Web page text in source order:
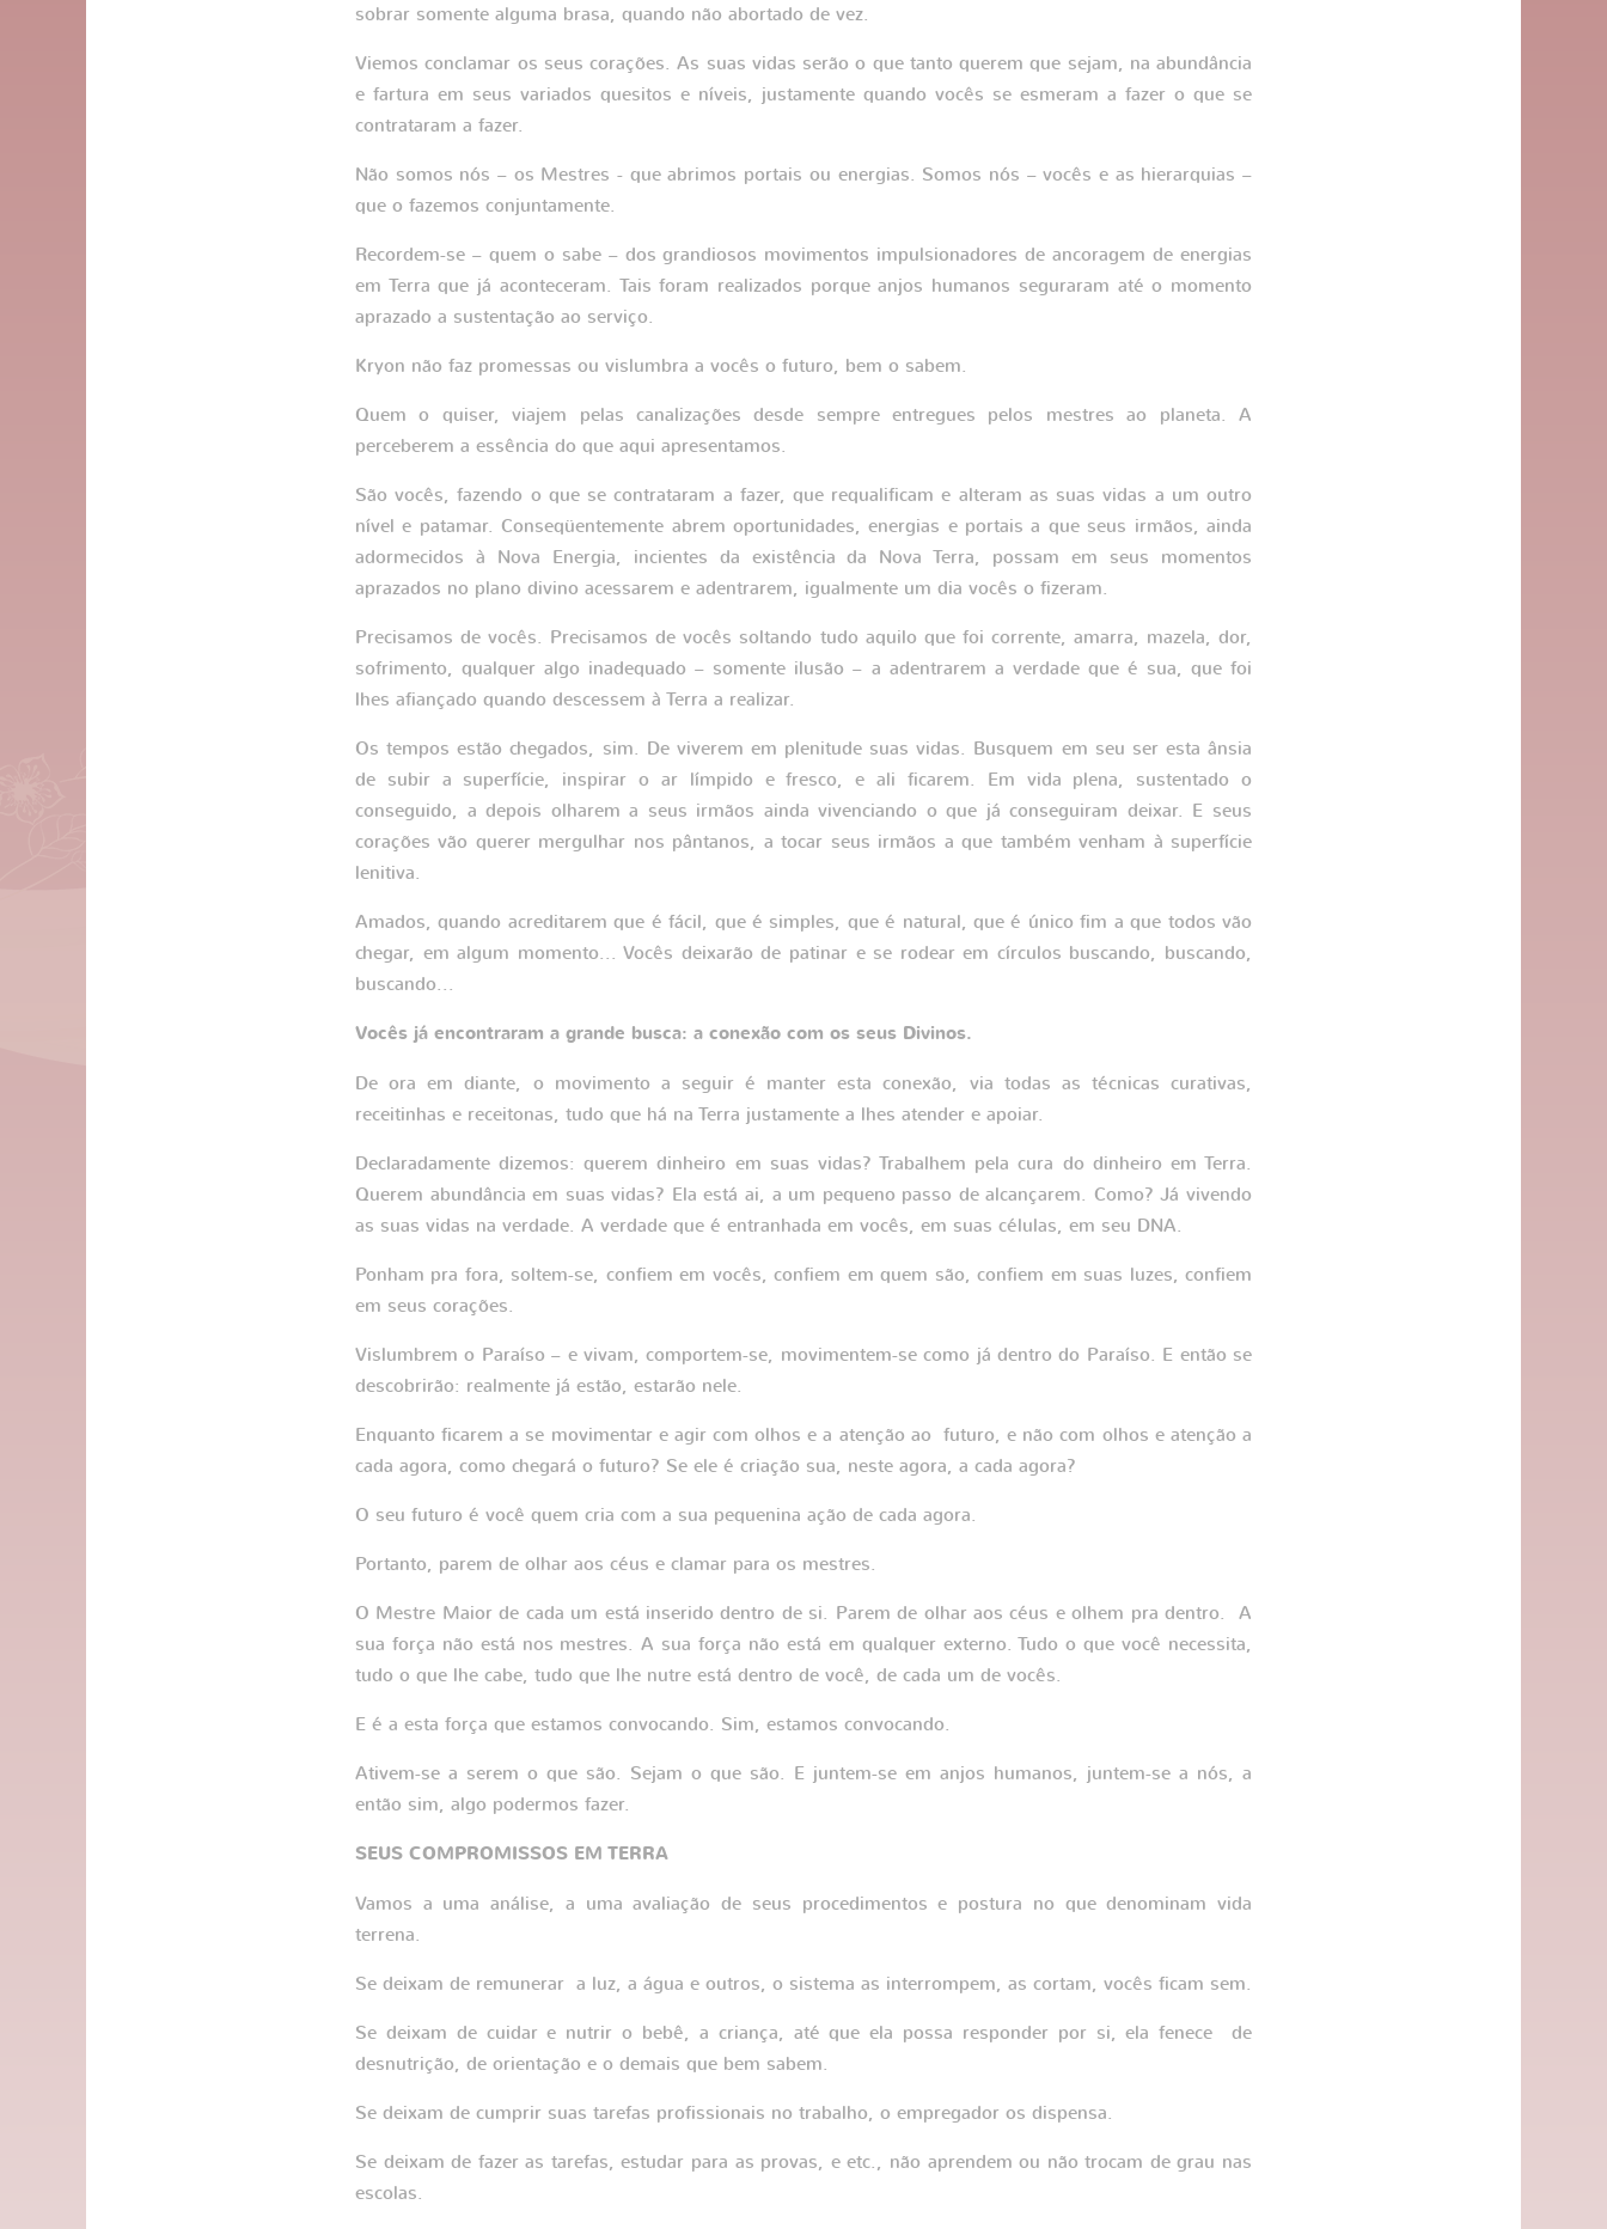
sobrar somente alguma brasa, quando não abortado de vez.
Viemos conclamar os seus corações. As suas vidas serão o que tanto querem que sejam, na abundância
e fartura em seus variados quesitos e níveis, justamente quando vocês se esmeram a fazer o que se
contrataram a fazer.
Não somos nós – os Mestres - que abrimos portais ou energias. Somos nós – vocês e as hierarquias –
que o fazemos conjuntamente.
Recordem-se – quem o sabe – dos grandiosos movimentos impulsionadores de ancoragem de energias
em Terra que já aconteceram. Tais foram realizados porque anjos humanos seguraram até o momento
aprazado a sustentação ao serviço.
Kryon não faz promessas ou vislumbra a vocês o futuro, bem o sabem.
Quem o quiser, viajem pelas canalizações desde sempre entregues pelos mestres ao planeta. A
perceberem a essência do que aqui apresentamos.
São vocês, fazendo o que se contrataram a fazer, que requalificam e alteram as suas vidas a um outro
nível e patamar. Conseqüentemente abrem oportunidades, energias e portais a que seus irmãos, ainda
adormecidos à Nova Energia, incientes da existência da Nova Terra, possam em seus momentos
aprazados no plano divino acessarem e adentrarem, igualmente um dia vocês o fizeram.
Precisamos de vocês. Precisamos de vocês soltando tudo aquilo que foi corrente, amarra, mazela, dor,
sofrimento, qualquer algo inadequado – somente ilusão – a adentrarem a verdade que é sua, que foi
lhes afiançado quando descessem à Terra a realizar.
Os tempos estão chegados, sim. De viverem em plenitude suas vidas. Busquem em seu ser esta ânsia
de subir a superfície, inspirar o ar límpido e fresco, e ali ficarem. Em vida plena, sustentado o
conseguido, a depois olharem a seus irmãos ainda vivenciando o que já conseguiram deixar. E seus
corações vão querer mergulhar nos pântanos, a tocar seus irmãos a que também venham à superfície
lenitiva.
Amados, quando acreditarem que é fácil, que é simples, que é natural, que é único fim a que todos vão
chegar, em algum momento... Vocês deixarão de patinar e se rodear em círculos buscando, buscando,
buscando...
Vocês já encontraram a grande busca: a conexão com os seus Divinos.
De ora em diante, o movimento a seguir é manter esta conexão, via todas as técnicas curativas,
receitinhas e receitonas, tudo que há na Terra justamente a lhes atender e apoiar.
Declaradamente dizemos: querem dinheiro em suas vidas? Trabalhem pela cura do dinheiro em Terra.
Querem abundância em suas vidas? Ela está ai, a um pequeno passo de alcançarem. Como? Já vivendo
as suas vidas na verdade. A verdade que é entranhada em vocês, em suas células, em seu DNA.
Ponham pra fora, soltem-se, confiem em vocês, confiem em quem são, confiem em suas luzes, confiem
em seus corações.
Vislumbrem o Paraíso – e vivam, comportem-se, movimentem-se como já dentro do Paraíso. E então se
descobrirão: realmente já estão, estarão nele.
Enquanto ficarem a se movimentar e agir com olhos e a atenção ao futuro, e não com olhos e atenção a
cada agora, como chegará o futuro? Se ele é criação sua, neste agora, a cada agora?
O seu futuro é você quem cria com a sua pequenina ação de cada agora.
Portanto, parem de olhar aos céus e clamar para os mestres.
O Mestre Maior de cada um está inserido dentro de si. Parem de olhar aos céus e olhem pra dentro. A
sua força não está nos mestres. A sua força não está em qualquer externo. Tudo o que você necessita,
tudo o que lhe cabe, tudo que lhe nutre está dentro de você, de cada um de vocês.
E é a esta força que estamos convocando. Sim, estamos convocando.
Ativem-se a serem o que são. Sejam o que são. E juntem-se em anjos humanos, juntem-se a nós, a
então sim, algo podermos fazer.
SEUS COMPROMISSOS EM TERRA
Vamos a uma análise, a uma avaliação de seus procedimentos e postura no que denominam vida
terrena.
Se deixam de remunerar a luz, a água e outros, o sistema as interrompem, as cortam, vocês ficam sem.
Se deixam de cuidar e nutrir o bebê, a criança, até que ela possa responder por si, ela fenece de
desnutrição, de orientação e o demais que bem sabem.
Se deixam de cumprir suas tarefas profissionais no trabalho, o empregador os dispensa.
Se deixam de fazer as tarefas, estudar para as provas, e etc., não aprendem ou não trocam de grau nas
escolas.